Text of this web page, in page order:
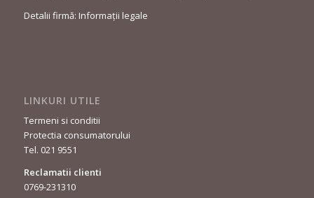
Detalii firmă: Informații legale
LINKURI UTILE
Termeni si conditii
Protectia consumatorului
Tel. 021 9551
Reclamatii clienti
0769-231310